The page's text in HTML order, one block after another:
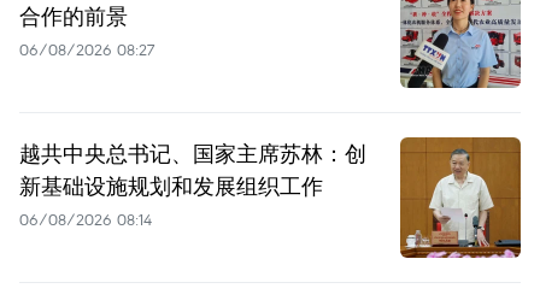
合作的前景
06/08/2026 08:27
越共中央总书记、国家主席苏林：创
新基础设施规划和发展组织工作
06/08/2026 08:14